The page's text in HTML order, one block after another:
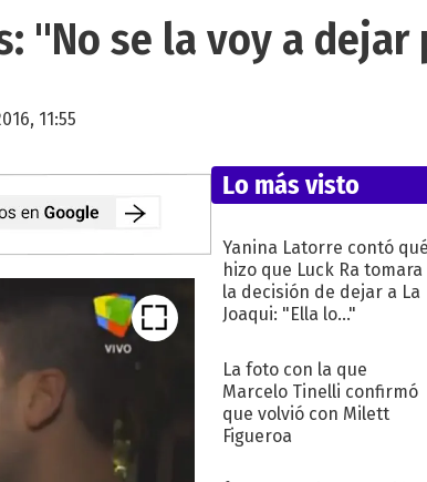
"No se la voy a dejar
11:55
Lo más visto
Yanina Latorre contó qué
hizo que Luck Ra tomara
la decisión de dejar a La
Joaqui: "Ella lo..."
La foto con la que
Marcelo Tinelli confirmó
que volvió con Milett
Figueroa